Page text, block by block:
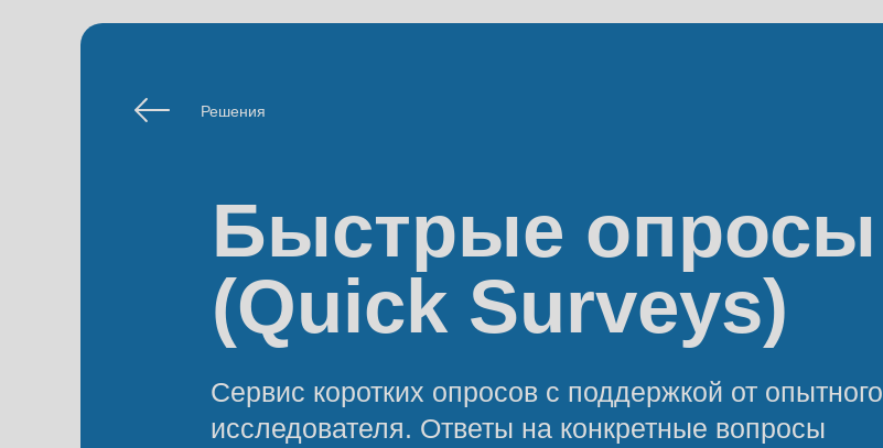
Сервис коротких опросов с поддержкой от опытного
исследователя. Ответы на конкретные вопросы
Быстрые опросы
(Quick Surveys)
Решения